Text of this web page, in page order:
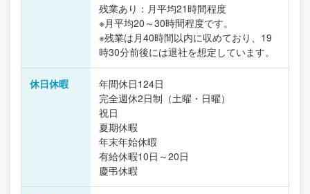
残業あり：月平均21時間程度
※月平均20～30時間程度です。
※残業は月40時間以内に収めており、19
時30分前後には退社を想定しています。
休日休暇
年間休日124日
完全週休2日制（土曜・日曜）
祝日
夏期休暇
年末年始休暇
有給休暇10日～20日
慶弔休暇